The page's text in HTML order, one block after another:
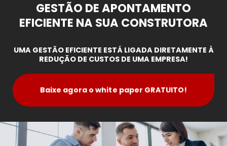
GESTÃO DE APONTAMENTO
EFICIENTE NA SUA CONSTRUTORA
UMA GESTÃO EFICIENTE ESTÁ LIGADA DIRETAMENTE À
REDUÇÃO DE CUSTOS DE UMA EMPRESA!
Baixe agora o white paper GRATUITO!